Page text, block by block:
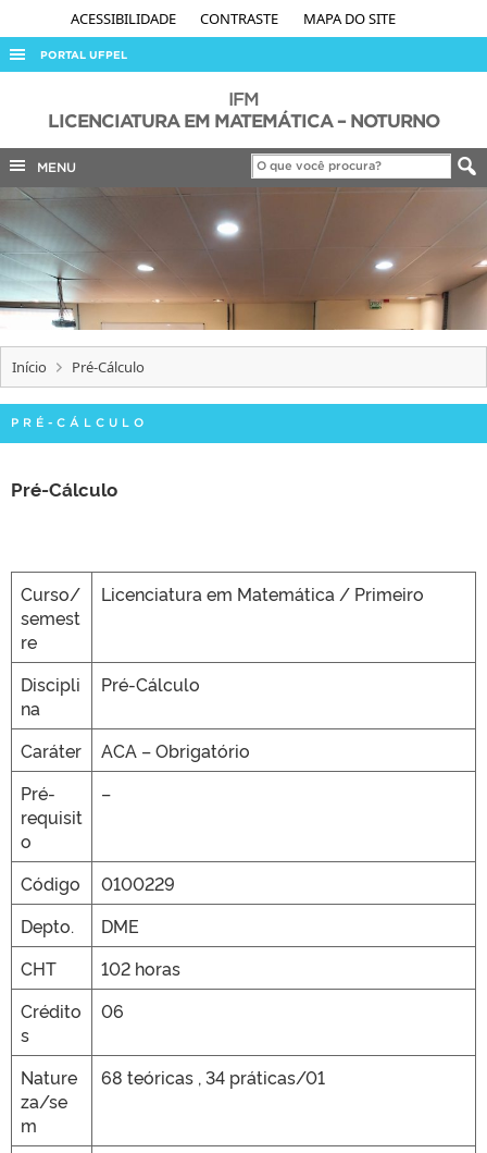
ACESSIBILIDADE CONTRASTE MAPA DO SITE
PORTAL UFPEL
AUDITORIA
COBALTO
CONCURSOS
EDITAIS
INTERNACIONAL
OUVIDORIA
PORTARIAS
TELEFONES
IFM
LICENCIATURA EM MATEMÁTICA – NOTURNO
MENU
CLMN2025
Início Pré-Cálculo
PRÉ-CÁLCULO
Pré-Cálculo
Curso/
semest
re
Licenciatura em Matemática / Primeiro
Discipli
na
Pré-Cálculo
Caráter
ACA – Obrigatório
Pré-
requisit
o
–
Código
0100229
Depto.
DME
CHT
102 horas
Crédito
s
06
Nature
za/se
m
68 teóricas , 34 práticas/01